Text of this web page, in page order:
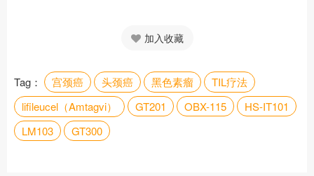
加入收藏
Tag： 宫颈癌 头颈癌 黑色素瘤
TIL疗法
lifileucel（Amtagvi）
GT201 OBX-115
HS-IT101
LM103
GT300